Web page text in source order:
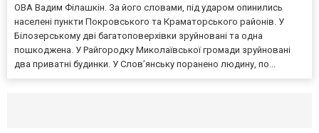
ОВА Вадим Філашкін. За його словами, під ударом опинились
населені пункти Покровського та Краматорського районів. У
Білозерському дві багатоповерхівки зруйновані та одна
пошкоджена. У Райгородку Миколаївської громади зруйновані
два приватні будинки. У Слов’янську поранено людину, по...